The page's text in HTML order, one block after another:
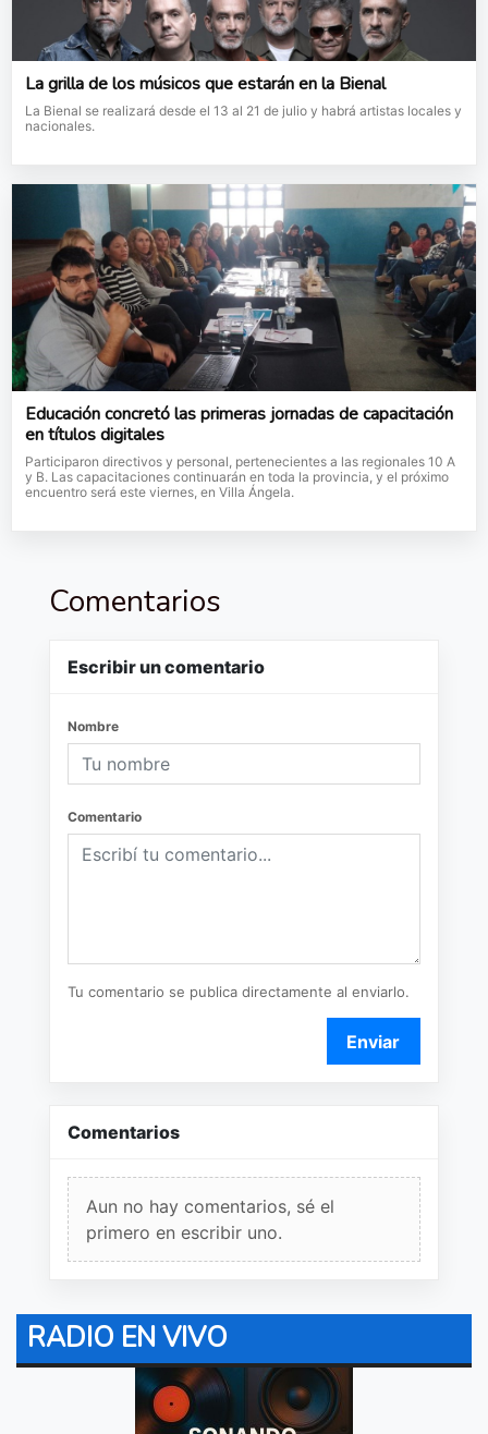
La grilla de los músicos que estarán en la Bienal
La Bienal se realizará desde el 13 al 21 de julio y habrá artistas locales y
nacionales.
Educación concretó las primeras jornadas de capacitación
en títulos digitales
Participaron directivos y personal, pertenecientes a las regionales 10 A
y B. Las capacitaciones continuarán en toda la provincia, y el próximo
encuentro será este viernes, en Villa Ángela.
Comentarios
Escribir un comentario
Nombre
Comentario
Tu comentario se publica directamente al enviarlo.
Enviar
Comentarios
Aun no hay comentarios, sé el
primero en escribir uno.
RADIO EN VIVO